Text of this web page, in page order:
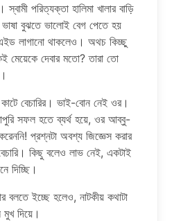
স্বামী পরিত্যক্তা হালিমা খালার বাড়ি
ভাষা বুঝতে ভালোই বেগ পেতে হয়
এইড লাগানো থাকলেও। অথচ কিচ্ছু
মেয়েকে দেবার মতো? তারা তো
বেচারির। ভাই-বোন নেই ওর।
সফল হতে ব্যর্থ হয়ে, ওর আব্বু-
প্রশ্নটা অবশ্য জিজ্ঞেস করার
কিছু বলেও লাভ নেই, একটাই
দিচ্ছি।
বলতে ইচ্ছে হলেও, নাটকীয় কথাটা
দিয়ে।